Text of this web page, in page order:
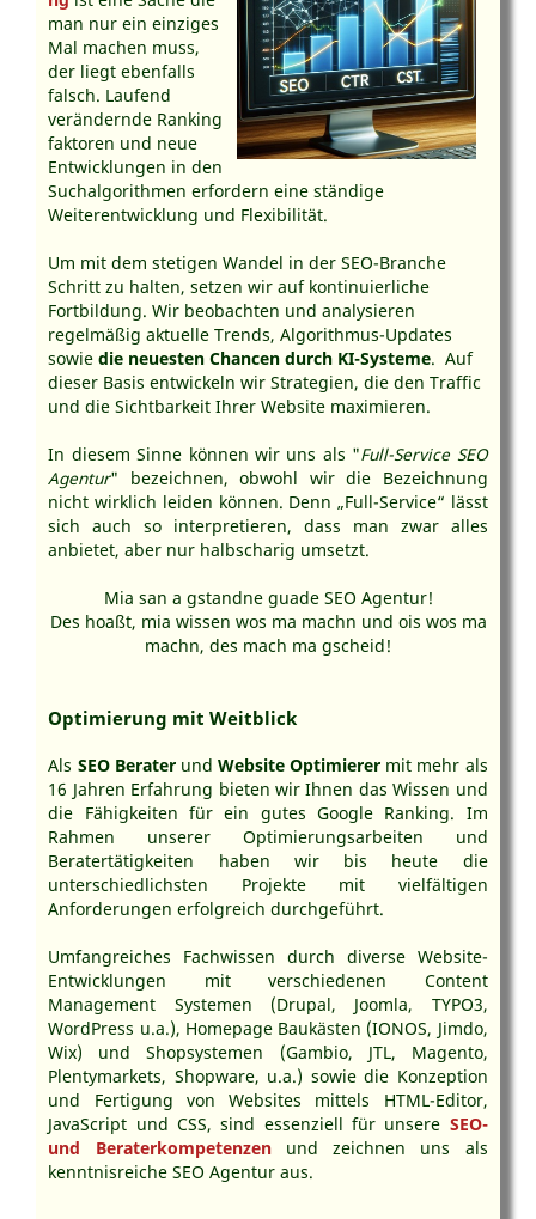
man nur ein einziges
Mal machen muss,
der liegt ebenfalls
falsch. Laufend
verändernde Ranking
faktoren und neue
Entwicklungen in den
Suchalgorithmen erfordern eine ständige
Weiterentwicklung und Flexibilität.
Um mit dem stetigen Wandel in der SEO-Branche
Schritt zu halten, setzen wir auf kontinuierliche
Fortbildung. Wir beobachten und analysieren
regelmäßig aktuelle Trends, Algorithmus-Updates
sowiedie neuesten Chancen durch KI-Systeme. Auf
dieser Basis entwickeln wir Strategien, die den Traffic
und die Sichtbarkeit Ihrer Website maximieren.
In diesem Sinne können wir uns als "Full-Service SEO
Agentur" bezeichnen, obwohl wir die Bezeichnung
nicht wirklich leiden können. Denn „Full-Service“ lässt
sich auch so interpretieren, dass man zwar alles
anbietet, aber nur halbscharig umsetzt.
Mia san a gstandne guade SEO Agentur!
Des hoaßt, mia wissen wos ma machn und ois wos ma
machn, des mach ma gscheid!
Optimierung mit Weitblick
Als SEO BeraterundWebsite Optimierer mit mehr als
16 Jahren Erfahrung bieten wir Ihnen das Wissen und
die Fähigkeiten für ein gutes Google Ranking. Im
Rahmen unserer Optimierungsarbeiten und
Beratertätigkeiten haben wir bis heute die
unterschiedlichsten Projekte mit vielfältigen
Anforderungen erfolgreich durchgeführt.
Umfangreiches Fachwissen durch diverse Website-
Entwicklungen mit verschiedenen Content
Management Systemen (Drupal, Joomla, TYPO3,
WordPress u.a.), Homepage Baukästen (IONOS, Jimdo,
Wix) und Shopsystemen (Gambio, JTL, Magento,
Plentymarkets, Shopware, u.a.) sowie die Konzeption
und Fertigung von Websites mittels HTML-Editor,
JavaScript und CSS, sind essenziell für unsere SEO-
und Beraterkompetenzenund zeichnen uns als
kenntnisreiche SEO Agentur aus.